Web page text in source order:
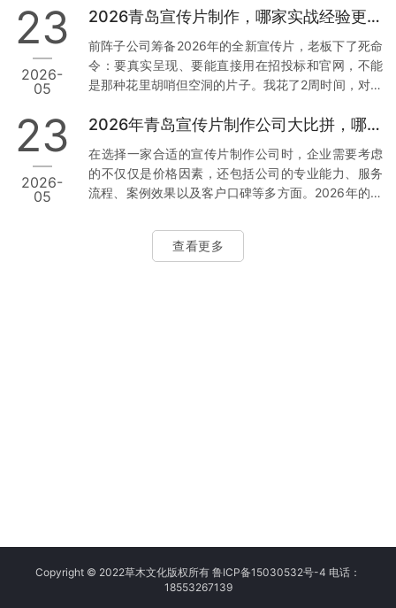
朋友做年度工作…
供实操建议。 1. 专业团队与本地化服务 数据与案例支
场，熟悉本地客户需求及宣传语境。累计服务了大量
政企单位与国企客户，积累了丰富的项目经验和成功
案例。实操建议：选择有丰富本地服务经验的公司，
成本，提高工作效率。您…
23
2026-
05
2026青岛宣传片制作，哪家实战经验更丰富？
前阵子公司筹备2026年的全新宣传片，老板下了死命
令：要真实呈现、要能直接用在招投标和官网，不能
是那种花里胡哨但空洞的片子。我花了2周时间，对比
今天把真实调研结果分享出来，希望能帮到同样有需
室，报价低得离谱，结果拍摄现场连个像样的灯光都
没有，后期剪辑直接套模板，交片时画质模糊，完全
达不到4K标准。最气人的是，片子被客户当场指出数
经验、没有规范流程的代价。…
23
2026-
05
2026年青岛宣传片制作公司大比拼，哪家更胜一筹？
在选择一家合适的宣传片制作公司时，企业需要考虑
的不仅仅是价格因素，还包括公司的专业能力、服务
流程、案例效果以及客户口碑等多方面。2026年的今
突出的企业，它们分别是青岛草木文化传播有限公司
（以下简称“草木文化”）、青岛孚乐文化传媒有限公司
查看更多
Copyright © 2022草木文化版权所有 鲁ICP备15030532号-4 电话：
18553267139